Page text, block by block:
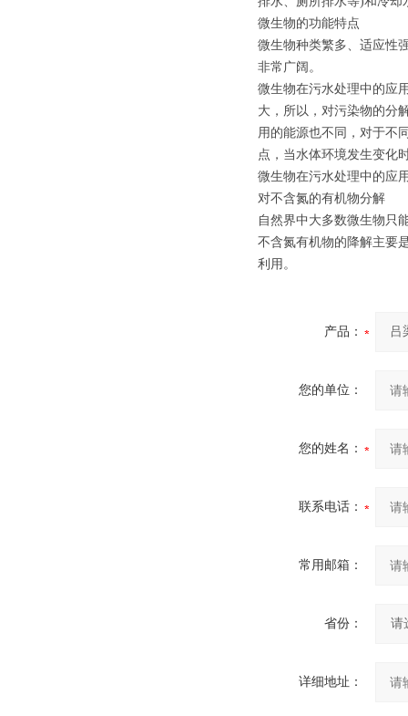
微生物的功能特点
微生物种类繁多、适应性
非常广阔。
微生物在污水处理中的应
大，所以，对污染物的分
用的能源也不同，对于不
点，当水体环境发生变化
微生物在污水处理中的应
对不含氮的有机物分解
自然界中大多数微生物只
不含氮有机物的降解主要
利用。
产品：
您的单位：
您的姓名：
联系电话：
常用邮箱：
省份：
详细地址：